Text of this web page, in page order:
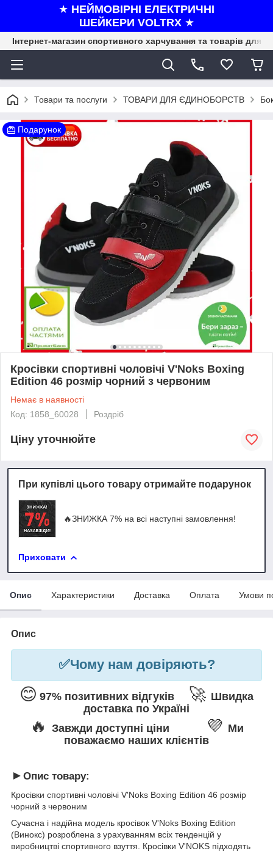
★ НЕЙМОВІРНІ ЕЛЕКТРИЧНІ
ШЕЙКЕРИ VOLTRX ★
Інтернет-магазин спортивного харчування та товарів для
Товари та послуги ТОВАРИ ДЛЯ ЄДИНОБОРСТВ
Подарунок
Кросівки спортивні чоловічі V'Noks Boxing
Edition 46 розмір чорний з червоним
Немає в наявності
Код: 1858_60028
Роздріб
Ціну уточнюйте
При купівлі цього товару отримайте подарунок
🔥ЗНИЖКА 7% на всі наступні замовлення!
Приховати
Опис Характеристики Доставка Оплата Умови
Опис
✅Чому нам довіряють?
😊 97% позитивних відгуків 🚀 Швидка
доставка по Україні
🔥 Завжди доступні ціни 💜 Ми
поважаємо наших клієнтів
► Опис товару:
Кросівки спортивні чоловічі V'Noks Boxing Edition 46 розмір
чорний з червоним
Сучасна і надійна модель кросівок V'Noks Boxing Edition
(Винокс) розроблена з урахуванням всіх тенденцій у
виробництві спортивного взуття. Кросівки V'NOKS підходять